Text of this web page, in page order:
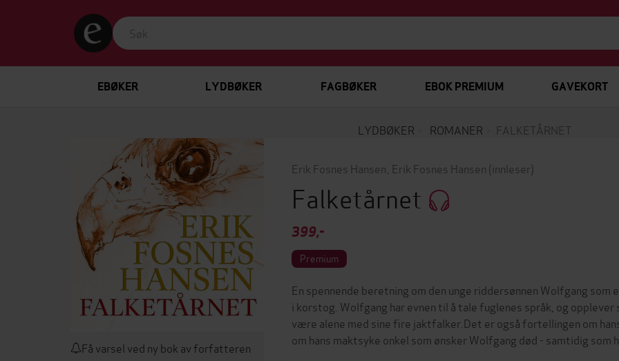
EBØKER LYDBØKER FAGBØKER EBOK PREMIUM GAVEKORT
LYDBØKER ROMANER FALKETÅRNET
Få varsel ved ny bok av forfatteren
Erik Fosnes Hansen Erik Fosnes Hansen (innleser)
Falketårnet
399,-
Premium
En spennende beretning om den unge riddersønnen Wolfgang som
i korstog. Wolfgang har evnen til å tale fuglenes språk, og opplever
være alene med sine fire jaktfalker.Det er også fortellingen om
om hans maktsyke onkel som ønsker Wolfgang død - samtidig som